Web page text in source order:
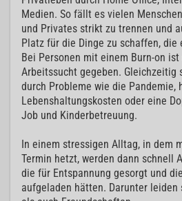
Medien. So fällt es vielen
und Privates strikt zu trennen und
Platz für die Dinge zu schaffen,
Bei Personen mit einem Burn-on
Arbeitssucht gegeben. Gleichzeitig
durch Probleme wie die Pandemie,
Lebenshaltungskosten oder eine
Job und Kinderbetreuung.
In einem stressigen Alltag, in dem
Termin hetzt, werden dann schnell
die für Entspannung gesorgt und
aufgeladen hätten. Darunter leiden